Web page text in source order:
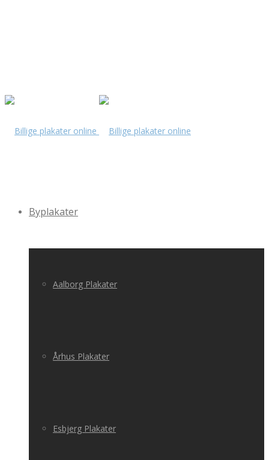
Byplakater
Aalborg Plakater
Århus Plakater
Esbjerg Plakater